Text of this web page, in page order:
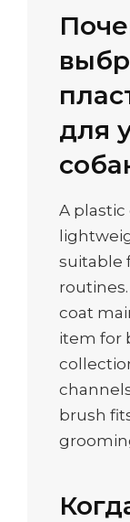
для
A
suitable
coat
item for
brush